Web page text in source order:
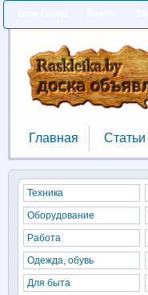
Главная
Главная
Статьи
Статьи
Техника
Оборудование
Работа
Одежда, обувь
Для быта